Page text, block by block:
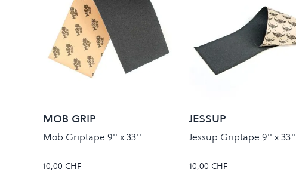
MOB GRIP
Mob Griptape 9'' x 33''
10,00 CHF
JESSUP
Jessup Griptape 9'' x 33''
10,00 CHF